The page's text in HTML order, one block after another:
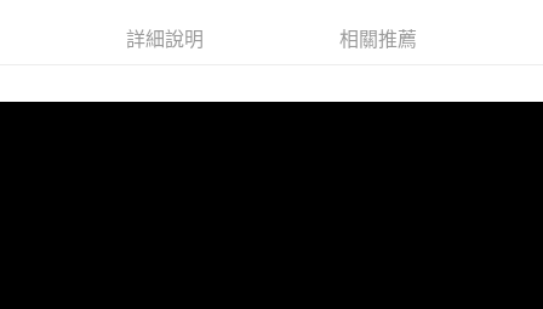
付款後全家取貨
詳細說明 相關推薦